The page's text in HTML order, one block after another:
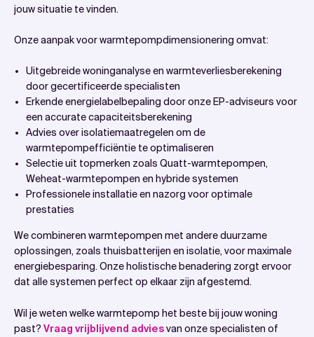
jouw situatie te vinden.
Onze aanpak voor warmtepompdimensionering omvat:
Uitgebreide woninganalyse en warmteverliesberekening
door gecertificeerde specialisten
Erkende energielabelbepaling door onze EP-adviseurs voor
een accurate capaciteitsberekening
Advies over isolatiemaatregelen om de
warmtepompefficiëntie te optimaliseren
Selectie uit topmerken zoals Quatt-warmtepompen,
Weheat-warmtepompen en hybride systemen
Professionele installatie en nazorg voor optimale
prestaties
We combineren warmtepompen met andere duurzame
oplossingen, zoals thuisbatterijen en isolatie, voor maximale
energiebesparing. Onze holistische benadering zorgt ervoor
dat alle systemen perfect op elkaar zijn afgestemd.
Wil je weten welke warmtepomp het beste bij jouw woning
past? Vraag vrijblijvend adviesvan onze specialisten of